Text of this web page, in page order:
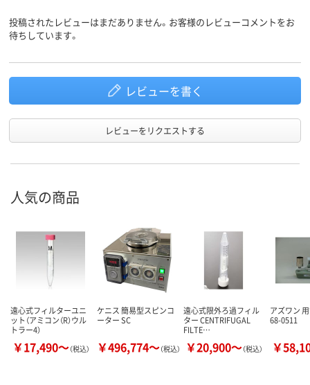
投稿されたレビューはまだありません。お客様のレビューコメントをお
待ちしています。
レビューを書く
レビューをリクエストする
人気の商品
遠心式フィルターユニ
ット（アミコン（R）ウル
トラー4）
￥17,490～（税込）
ケニス 簡易型スピンコ
ーター SC
￥496,774～（税込）
遠心式限外ろ過フィル
ター CENTRIFUGAL
FILTE…
￥20,900～（税込）
アズワン
68-0511
￥